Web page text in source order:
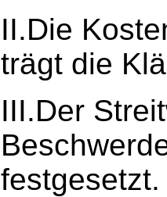
II.Die
trägt die
III.Der
festgesetzt.